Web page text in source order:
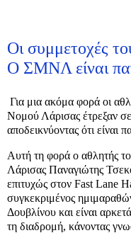
Οι συμμετοχές
Ο ΣΜΝΛ είναι
Για μια ακόμα φορά οι
Νομού Λάρισας έτρεξαν
αποδεικνύοντας ότι είναι
Αυτή τη φορά ο αθλητής
Λάρισας Παναγιώτης
επιτυχώς στον Fast Lane
συγκεκριμένος
Δουβλίνου και είναι
τη διαδρομή, κάνοντας